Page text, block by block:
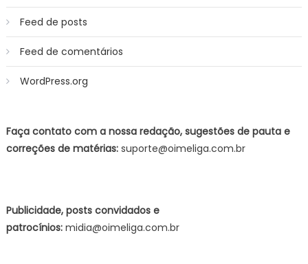
Feed de posts
Feed de comentários
WordPress.org
Faça contato com a nossa redação, sugestões de pauta e
correções de matérias:suporte@oimeliga.com.br
Publicidade, posts convidados e
patrocínios:midia@oimeliga.com.br